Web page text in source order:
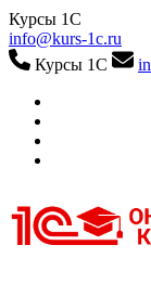
Курсы 1С
info@kurs-1c.ru
Курсы 1С